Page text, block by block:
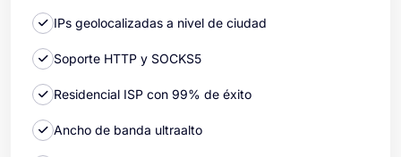
IPs geolocalizadas a nivel de ciudad
Soporte HTTP y SOCKS5
Residencial ISP con 99% de éxito
Ancho de banda ultraalto